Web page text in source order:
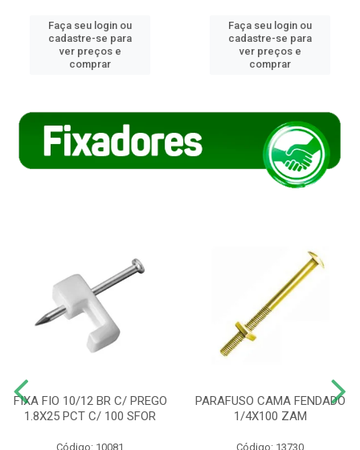
Faça seu login ou
cadastre-se para
ver preços e
comprar
Faça seu login ou
cadastre-se para
ver preços e
comprar
FIXA FIO 10/12 BR C/ PREGO
1.8X25 PCT C/ 100 SFOR
Código: 10081
PARAFUSO CAMA FENDADO
1/4X100 ZAM
Código: 13730